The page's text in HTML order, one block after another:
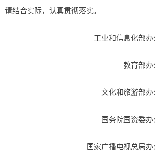
结合实际，认真贯彻落实。
工业和信息化部办
教育部办
文化和旅游部办
国务院国资委办
国家广播电视总局办